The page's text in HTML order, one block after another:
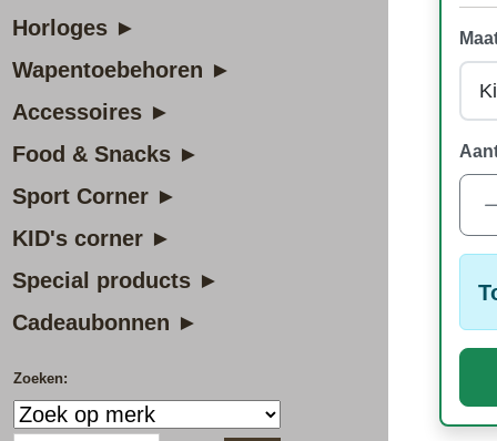
Horloges ►
Wapentoebehoren ►
Accessoires ►
Food & Snacks ►
Sport Corner ►
KID's corner ►
Special products ►
Cadeaubonnen ►
Zoeken: